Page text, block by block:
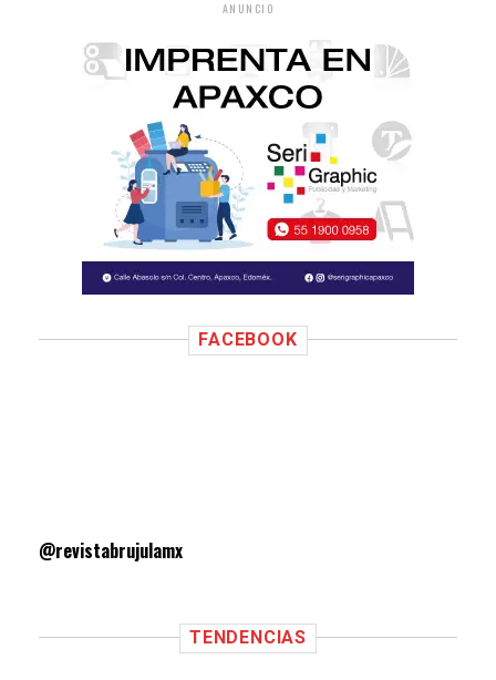
ANUNCIO
FACEBOOK
@revistabrujulamx
TENDENCIAS